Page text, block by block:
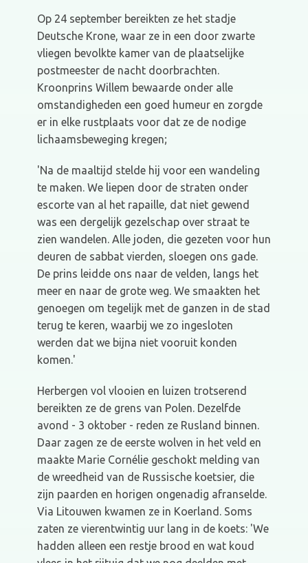
Op 24 september bereikten ze het stadje
Deutsche Krone, waar ze in een door zwarte
vliegen bevolkte kamer van de plaatselijke
postmeester de nacht doorbrachten.
Kroonprins Willem bewaarde onder alle
omstandigheden een goed humeur en zorgde
er in elke rustplaats voor dat ze de nodige
lichaamsbeweging kregen;
'Na de maaltijd stelde hij voor een wandeling
te maken. We liepen door de straten onder
escorte van al het rapaille, dat niet gewend
was een dergelijk gezelschap over straat te
zien wandelen. Alle joden, die gezeten voor hun
deuren de sabbat vierden, sloegen ons gade.
De prins leidde ons naar de velden, langs het
meer en naar de grote weg. We smaakten het
genoegen om tegelijk met de ganzen in de stad
terug te keren, waarbij we zo ingesloten
werden dat we bijna niet vooruit konden
komen.'
Herbergen vol vlooien en luizen trotserend
bereikten ze de grens van Polen. Dezelfde
avond - 3 oktober - reden ze Rusland binnen.
Daar zagen ze de eerste wolven in het veld en
maakte Marie Cornélie geschokt melding van
de wreedheid van de Russische koetsier, die
zijn paarden en horigen ongenadig afranselde.
Via Litouwen kwamen ze in Koerland. Soms
zaten ze vierentwintig uur lang in de koets: 'We
hadden alleen een restje brood en wat koud